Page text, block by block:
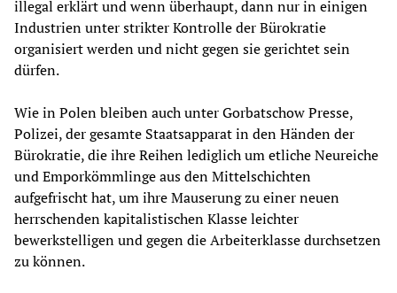
illegal erklärt und wenn überhaupt, dann nur in einigen
Industrien unter strikter Kontrolle der Bürokratie
organisiert werden und nicht gegen sie gerichtet sein
dürfen.
Wie in Polen bleiben auch unter Gorbatschow Presse,
Polizei, der gesamte Staatsapparat in den Händen der
Bürokratie, die ihre Reihen lediglich um etliche Neureiche
und Emporkömmlinge aus den Mittelschichten
aufgefrischt hat, um ihre Mauserung zu einer neuen
herrschenden kapitalistischen Klasse leichter
bewerkstelligen und gegen die Arbeiterklasse durchsetzen
zu können.